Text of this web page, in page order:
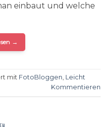
einbaut und welche
→
mit FotoBloggen Leicht
Kommentieren